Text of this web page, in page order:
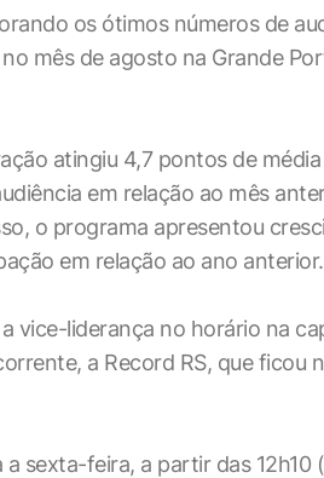
os ótimos números de
mês de agosto na Grande
atingiu 4,7 pontos de média
em relação ao mês
o programa apresentou
em relação ao ano anterior.
vice-liderança no horário na
a Record RS, que ficou
sexta-feira, a partir das 12h10